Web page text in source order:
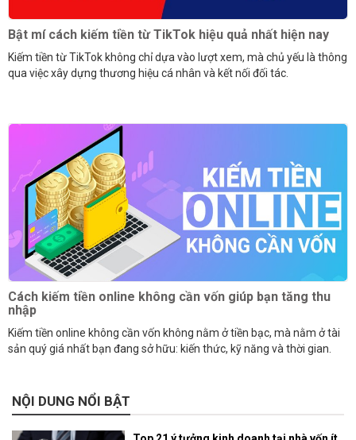
Bật mí cách kiếm tiền từ TikTok hiệu quả nhất hiện nay
Kiếm tiền từ TikTok không chỉ dựa vào lượt xem, mà chủ yếu là thông
qua việc xây dựng thương hiệu cá nhân và kết nối đối tác.
Cách kiếm tiền online không cần vốn giúp bạn tăng thu
nhập
Kiếm tiền online không cần vốn không nằm ở tiền bạc, mà nằm ở tài
sản quý giá nhất bạn đang sở hữu: kiến thức, kỹ năng và thời gian.
NỘI DUNG NỔI BẬT